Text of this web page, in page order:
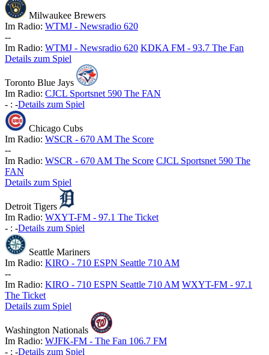
Milwaukee Brewers
Im Radio: WTMJ - Newsradio 620
--
Im Radio: WTMJ - Newsradio 620 KDKA FM - 93.7 The Fan
Details zum Spiel
Toronto Blue Jays
Im Radio: CJCL Sportsnet 590 The FAN
- : -Details zum Spiel
Chicago Cubs
Im Radio: WSCR - 670 AM The Score
--
Im Radio: WSCR - 670 AM The Score CJCL Sportsnet 590 The
FAN
Details zum Spiel
Detroit Tigers
Im Radio: WXYT-FM - 97.1 The Ticket
- : -Details zum Spiel
Seattle Mariners
Im Radio: KIRO - 710 ESPN Seattle 710 AM
--
Im Radio: KIRO - 710 ESPN Seattle 710 AM WXYT-FM - 97.1
The Ticket
Details zum Spiel
Washington Nationals
Im Radio: WJFK-FM - The Fan 106.7 FM
- : -Details zum Spiel